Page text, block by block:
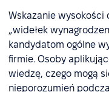
Wskazanie
„widełek
kandydatom ogólne
firmie. Osoby
wiedzę, czego mogą
nieporozumień